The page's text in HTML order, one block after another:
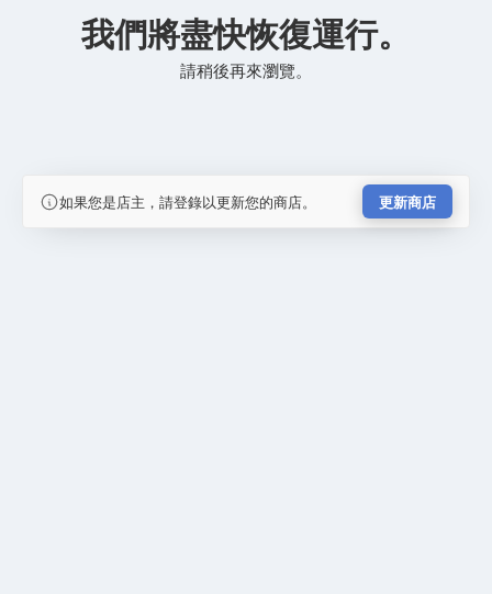
我們將盡快恢復運行。
請稍後再來瀏覽。
如果您是店主，請登錄以更新您的商店。 更新商店